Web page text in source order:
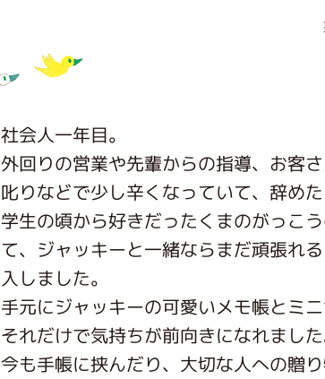
社会人一年目。
外回りの営業や先輩からの指導、お客
叱りなどで少し辛くなっていて、辞め
学生の頃から好きだったくまのがっこ
て、ジャッキーと一緒ならまだ頑張れ
入しました。
手元にジャッキーの可愛いメモ帳とミ
それだけで気持ちが前向きになれました
今も手帳に挟んだり、大切な人への贈
ミュージカル・コンサート
おたのしみコンテンツ(クイズ・
チア ジャッキーズ！